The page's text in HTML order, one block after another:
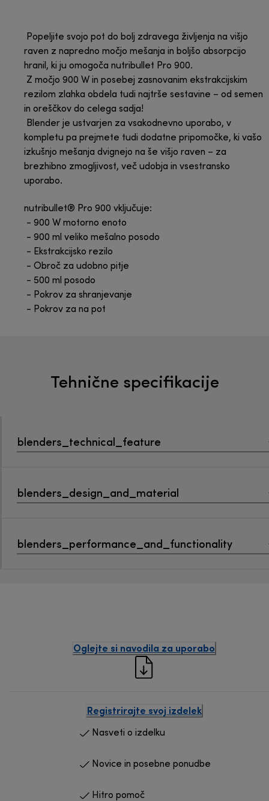
Popeljite svojo pot do bolj zdravega življenja na višjo
raven z napredno močjo mešanja in boljšo absorpcijo
hranil, ki ju omogoča nutribullet Pro 900.
Z močjo 900 W in posebej zasnovanim ekstrakcijskim
rezilom zlahka obdela tudi najtrše sestavine – od semen
in oreščkov do celega sadja!
Blender je ustvarjen za vsakodnevno uporabo, v
kompletu pa prejmete tudi dodatne pripomočke, ki vašo
izkušnjo mešanja dvignejo na še višjo raven – za
brezhibno zmogljivost, več udobja in vsestransko
uporabo.
nutribullet® Pro 900 vključuje:
- 900 W motorno enoto
- 900 ml veliko mešalno posodo
- Ekstrakcijsko rezilo
- Obroč za udobno pitje
- 500 ml posodo
- Pokrov za shranjevanje
- Pokrov za na pot
Tehnične specifikacije
blenders_technical_feature
blenders_design_and_material
blenders_performance_and_functionality
Oglejte si navodila za uporabo
Registrirajte svoj izdelek
Nasveti o izdelku
Novice in posebne ponudbe
Hitro pomoč